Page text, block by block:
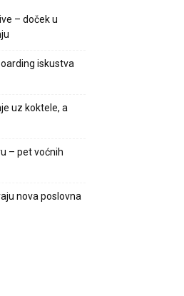
– doček u
iskustva
uz koktele, a
– pet voćnih
nova poslovna